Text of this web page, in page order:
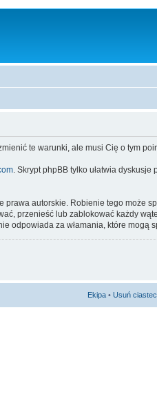
te warunki, ale musi Cię o tym
. Skrypt phpBB tylko ułatwia
autorskie. Robienie tego może
przenieść lub zablokować każdy
odpowiada za włamania, które mogą
Ekipa • Usuń